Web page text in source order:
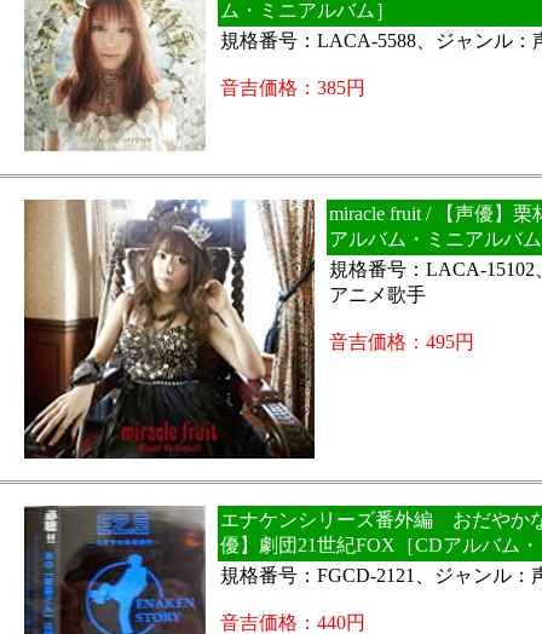
ム・ミニアルバム］
規格番号：LACA-5588、ジャンル：
音吉価格：385円
miracle fruit / 【声優】栗
アルバム・ミニアルバ
規格番号：LACA-
アニメ歌手
音吉価格：495円
エナケンシリーズ番外編 おだやか
優】劇団21世紀FOX［CDアルバム
規格番号：FGCD-2121、ジャンル：
音吉価格：440円